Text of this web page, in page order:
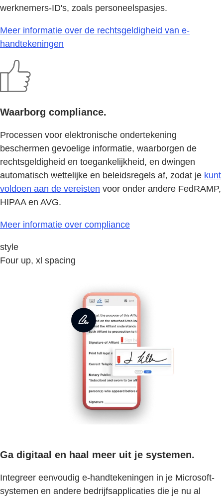
werknemers-ID's, zoals personeelspasjes.
Meer informatie over de rechtsgeldigheid van e-
handtekeningen
Waarborg compliance.
Processen voor elektronische ondertekening
beschermen gevoelige informatie, waarborgen de
rechtsgeldigheid en toegankelijkheid, en dwingen
automatisch wettelijke en beleidsregels af, zodat je kunt
voldoen aan de vereisten voor onder andere FedRAMP,
HIPAA en AVG.
Meer informatie over compliance
style
Four up, xl spacing
Ga digitaal en haal meer uit je systemen.
Integreer eenvoudig e-handtekeningen in je Microsoft-
systemen en andere bedrijfsapplicaties die je nu al